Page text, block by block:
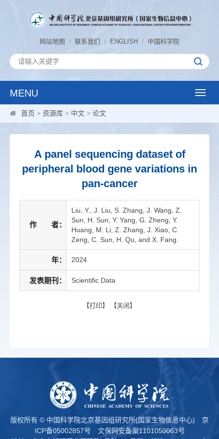
网站地图 / 联系我们 / ENGLISH / 中国科学院
MENU
Toggle
首页 > 资源库 > 中文 > 论文
A panel sequencing dataset of
peripheral blood gene variations in
pan-cancer
作 者：
Liu, Y., J. Liu, S. Zhang, J. Wang, Z.
Sun, H. Sun, Y. Yang, G. Zheng, Y.
Huang, M. Li, Z. Zhang, J. Xiao, C.
Zeng, C. Sun, H. Qu, and X. Fang.
年： 2024
发表期刊： Scientific Data
【打印】 【关闭 】
版权所有 © 中国科学院北京基因组研究所(国家生物信息中心) 京
ICP备05002857号
文保网安备案1101050063号